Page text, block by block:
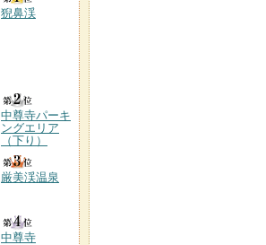
猊鼻渓
中尊寺パーキ
ングエリア
（下り）
厳美渓温泉
中尊寺